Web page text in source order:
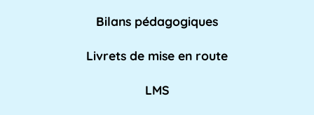
non-enseignant qui travaille dans les [...]
Bilans pédagogiques
Livrets de mise en route
LMS